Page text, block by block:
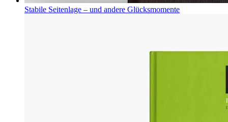
Stabile Seitenlage – und andere Glücksmomente